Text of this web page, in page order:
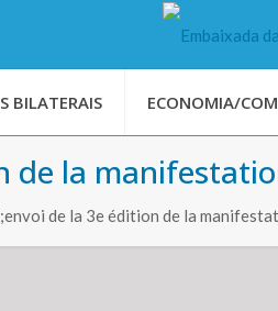
BILATERAIS ECONOMIA/
de la
de la 3e édition de la